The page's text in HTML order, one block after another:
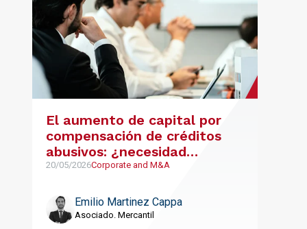
El aumento de capital por
compensación de créditos
abusivos: ¿necesidad
razonable o maniobra de
20/05/2026Corporate and M&A
Emilio Martinez Cappa
Asociado. Mercantil